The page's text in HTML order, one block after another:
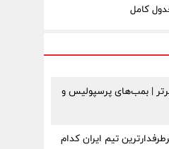
| بمب‌های پرسپولیس و
تیم ایران کدام